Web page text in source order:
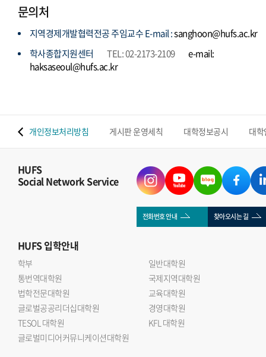
문의처
지역경제개발협력전공 주임교수 E-mail :sanghoon@hufs.ac.kr
학사종합지원센터
TEL: 02-2173-2109
e-mail:
haksaseoul@hufs.ac.kr
개인정보처리방침 게시판 운영세칙 대학정보공시 대
HUFS
Social Network Service
전화번호 안내 찾아오시는 길
HUFS입학안내
학부
일반대학원
통번역대학원
국제지역대학원
법학전문대학원
교육대학원
글로벌공공리더십대학원
경영대학원
TESOL 대학원
KFL 대학원
글로벌미디어커뮤니케이션대학원